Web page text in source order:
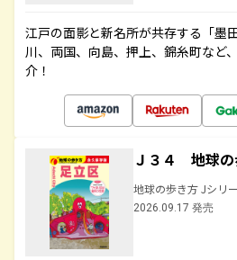
江戸の面影と新名所が共存する「墨
川、両国、向島、押上、錦糸町など
介！
Ｊ３４ 地球
地球の歩き方 Jシリー
2026.09.17 発売